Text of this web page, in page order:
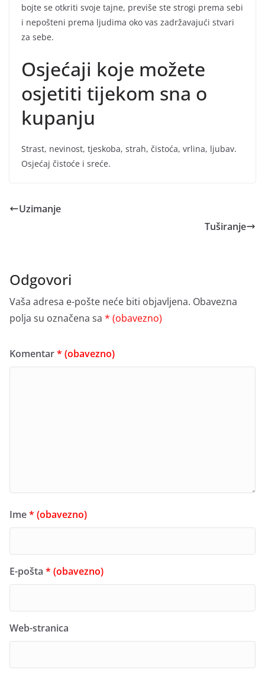
bojte se otkriti svoje tajne, previše ste strogi prema sebi
i nepošteni prema ljudima oko vas zadržavajući stvari
za sebe.
Osjećaji koje možete
osjetiti tijekom sna o
kupanju
Strast, nevinost, tjeskoba, strah, čistoća, vrlina, ljubav.
Osjećaj čistoće i sreće.
Uzimanje
Tuširanje
Odgovori
Vaša adresa e-pošte neće biti objavljena. Obavezna
polja su označena sa * (obavezno)
Komentar* (obavezno)
Ime* (obavezno)
E-pošta * (obavezno)
Web-stranica